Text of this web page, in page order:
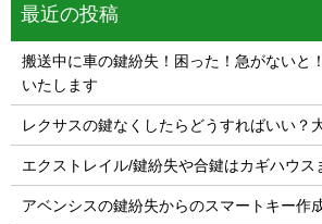
最近の投稿
搬送中に車の鍵紛失！困った！急がないと
いたします
レクサスの鍵なくしたらどうすればいい？
エクストレイル/鍵紛失や合鍵はカギハウス
アベンシスの鍵紛失からのスマートキー作